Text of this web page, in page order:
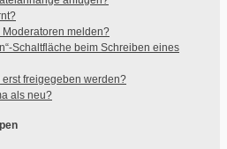
melden?
Schaltfläche beim Schreiben eines
freigegeben werden?
als neu?